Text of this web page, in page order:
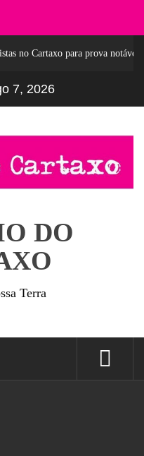
no Cartaxo para prova notável
7, 2026
DO
Terra